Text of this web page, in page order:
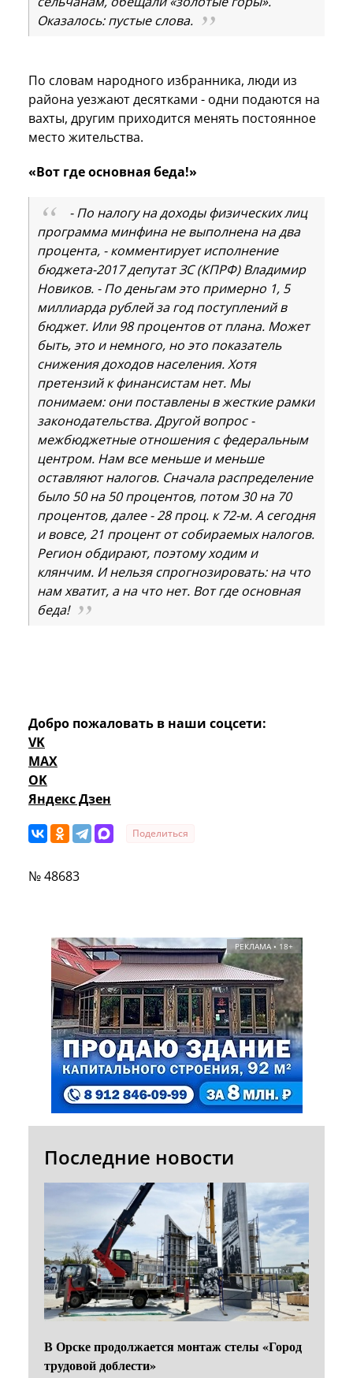
Оказалось: пустые слова.
По словам народного избранника, люди из
района уезжают десятками - одни подаются на
вахты, другим приходится менять постоянное
место жительства.
«Вот где основная беда!»
- По налогу на доходы физических лиц
программа минфина не выполнена на два
процента, - комментирует исполнение
бюджета-2017 депутат ЗС (КПРФ) Владимир
Новиков. - По деньгам это примерно 1, 5
миллиарда рублей за год поступлений в
бюджет. Или 98 процентов от плана. Может
быть, это и немного, но это показатель
снижения доходов населения. Хотя
претензий к финансистам нет. Мы
понимаем: они поставлены в жесткие рамки
законодательства. Другой вопрос -
межбюджетные отношения с федеральным
центром. Нам все меньше и меньше
оставляют налогов. Сначала распределение
было 50 на 50 процентов, потом 30 на 70
процентов, далее - 28 проц. к 72-м. А сегодня
и вовсе, 21 процент от собираемых налогов.
Регион обдирают, поэтому ходим и
клянчим. И нельзя спрогнозировать: на что
нам хватит, а на что нет. Вот где основная
беда!
Добро пожаловать в наши соцсети:
VK
MAX
OK
Яндекс Дзен
Поделиться
№ 48683
РЕКЛАМА • 18+
Последние новости
В Орске продолжается монтаж стелы «Город
трудовой доблести»